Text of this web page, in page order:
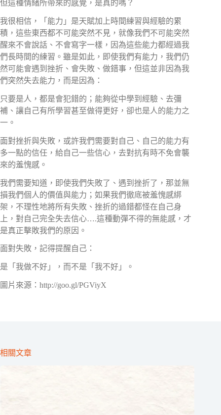
但這種情緒所帶來的感覺，是真的嗎？
我很相信，「能力」是天賦加上時間練習與經驗的累
積，這些東西都不可能突然不見，就像我們不可能突然
醒來不會說話、不會寫字一樣，因為這些能力都經過我
們長時間的練習。雖是如此，即使我們有能力，我們仍
然可能會遇到挫折、會失敗、做錯事，但這並非因為我
們突然失去能力，而是因為：
只要是人，都是會犯錯的；能夠從中學到經驗、去彌
補、讓自己有所學習甚至做得更好，卻也是人的能力之
一。
面對挫折與失敗，或許我們需要對自己、自己的能力有
多一點的信任，給自己一些信心，去對抗有時不免會襲
來的羞愧感。
我們需要知道，即使我們失敗了、遇到挫折了，那並無
損我們個人的價值與能力；如果我們徹底被羞愧感綁
架，不理性地將所有失敗、挫折的過錯都怪在自己身
上，對自己完全失去信心….這種動彈不得的無能感，才
是真正擊敗我們的原因。
面對失敗，記得提醒自己：
是「我做不好」，而不是「我不好」。
圖片來源：http://goo.gl/PGViyX
相關文章